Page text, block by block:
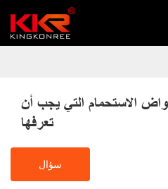
الاستحمام التي يجب أن
تعرفها
سؤال